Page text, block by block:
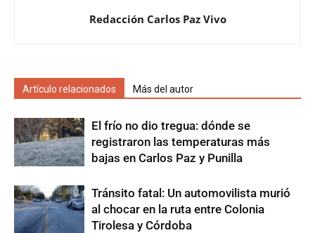
Redacción Carlos Paz Vivo
Artículo relacionados Más del autor
El frío no dio tregua: dónde se
registraron las temperaturas más
bajas en Carlos Paz y Punilla
Tránsito fatal: Un automovilista murió
al chocar en la ruta entre Colonia
Tirolesa y Córdoba